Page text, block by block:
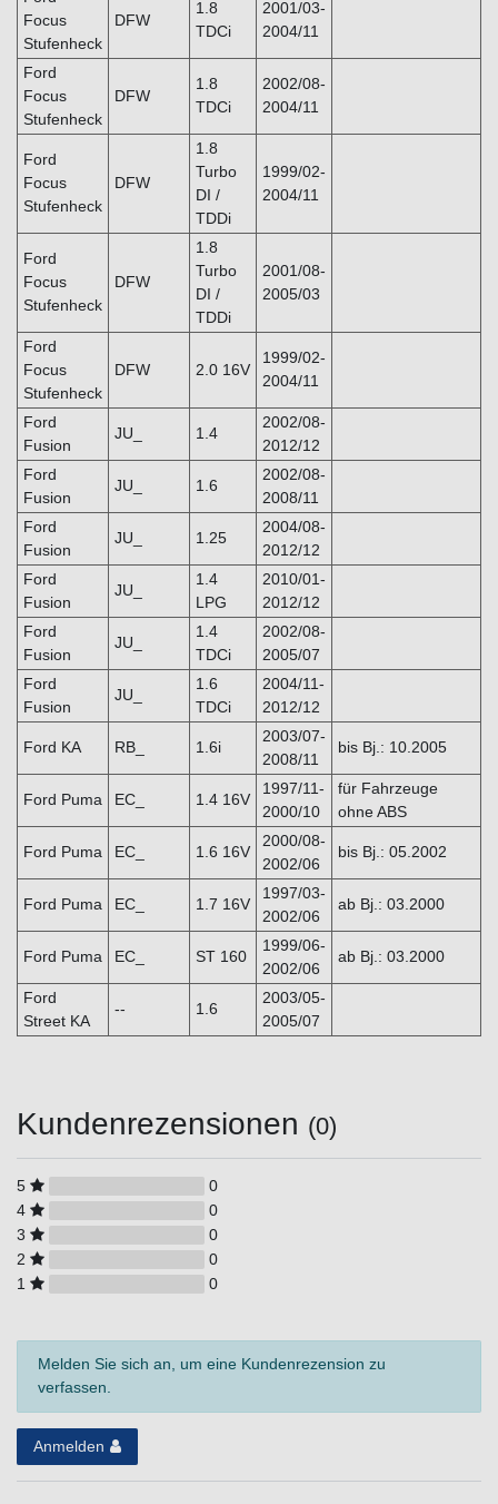
Focus
Stufenheck
DFW
1.8
TDCi
2001/03-
2004/11
Ford
Focus
Stufenheck
DFW
1.8
TDCi
2002/08-
2004/11
Ford
Focus
Stufenheck
DFW
1.8
Turbo
DI /
TDDi
1999/02-
2004/11
Ford
Focus
Stufenheck
DFW
1.8
Turbo
DI /
TDDi
2001/08-
2005/03
Ford
Focus
Stufenheck
DFW 2.0 16V
1999/02-
2004/11
Ford
Fusion
JU_ 1.4
2002/08-
2012/12
Ford
Fusion
JU_ 1.6
2002/08-
2008/11
Ford
Fusion
JU_ 1.25
2004/08-
2012/12
Ford
Fusion
JU_
1.4
LPG
2010/01-
2012/12
Ford
Fusion
JU_
1.4
TDCi
2002/08-
2005/07
Ford
Fusion
JU_
1.6
TDCi
2004/11-
2012/12
Ford KA RB_ 1.6i
2003/07-
2008/11
bis Bj.: 10.2005
Ford Puma EC_ 1.4 16V
1997/11-
2000/10
für Fahrzeuge
ohne ABS
Ford Puma EC_ 1.6 16V
2000/08-
2002/06
bis Bj.: 05.2002
Ford Puma EC_ 1.7 16V
1997/03-
2002/06
ab Bj.: 03.2000
Ford Puma EC_ ST 160
1999/06-
2002/06
ab Bj.: 03.2000
Ford
Street KA
-- 1.6
2003/05-
2005/07
Kundenrezensionen (0)
5
0
4
0
3
0
2
0
1
0
Melden Sie sich an, um eine Kundenrezension zu
verfassen.
Anmelden